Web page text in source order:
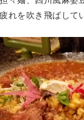
れを吹き飛ばして